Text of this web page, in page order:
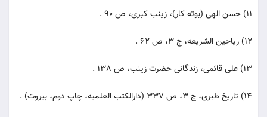
11) حسن الهی (بوته کار)، زینب کبری، ص 90 .
12) ریاحین الشریعه، ج 3، ص 62 .
13) علی قائمی، زندگانی حضرت زینب، ص 138 .
14) تاریخ طبری، ج 3، ص 337 (دارالکتب العلمیه، چاپ دوم، بیروت) .